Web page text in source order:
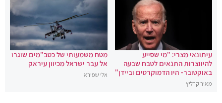
עיתונאי מצרי: "מי שסייע
להיווצרות התנאים לטבח שבעה
באוקטובר- היו הדמוקרטים וביידן"
מאיר קרליץ
מטח משמעותי של כטב"מים שוגרו
אל עבר ישראל מכיוון עיראק
אלי שפירא